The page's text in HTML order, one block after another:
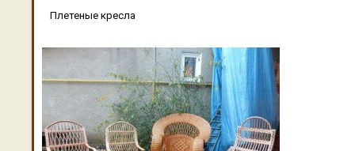
Плетеные кресла